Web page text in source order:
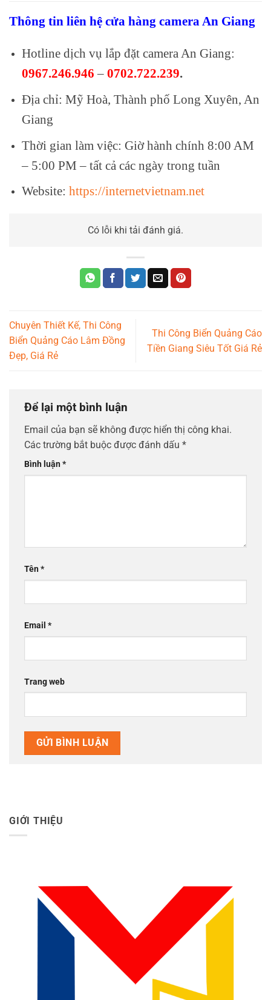
Thông tin liên hệ cửa hàng camera An Giang
Hotline dịch vụ lắp đặt camera An Giang:
0967.246.946 – 0702.722.239.
Địa chỉ: Mỹ Hoà, Thành phố Long Xuyên, An
Giang
Thời gian làm việc: Giờ hành chính 8:00 AM
– 5:00 PM – tất cả các ngày trong tuần
Website: https://internetvietnam.net
Có lỗi khi tải đánh giá.
Chuyên Thiết Kế, Thi Công
Biển Quảng Cáo Lâm Đồng
Đẹp, Giá Rẻ
Thi Công Biển Quảng Cáo
Tiền Giang Siêu Tốt Giá Rẻ
Để lại một bình luận
Email của bạn sẽ không được hiển thị công khai.
Các trường bắt buộc được đánh dấu *
Bình luận*
Tên*
Email *
Trang web
GIỚI THIỆU